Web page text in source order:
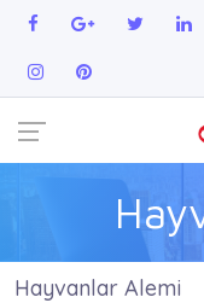
Hayvanlar Alemi